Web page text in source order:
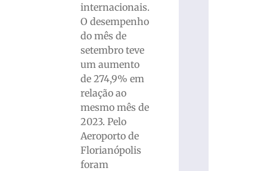
internacionais.
O desempenho
do mês de
setembro teve
um aumento
de 274,9% em
relação ao
mesmo mês de
2023. Pelo
Aeroporto de
Florianópolis
foram